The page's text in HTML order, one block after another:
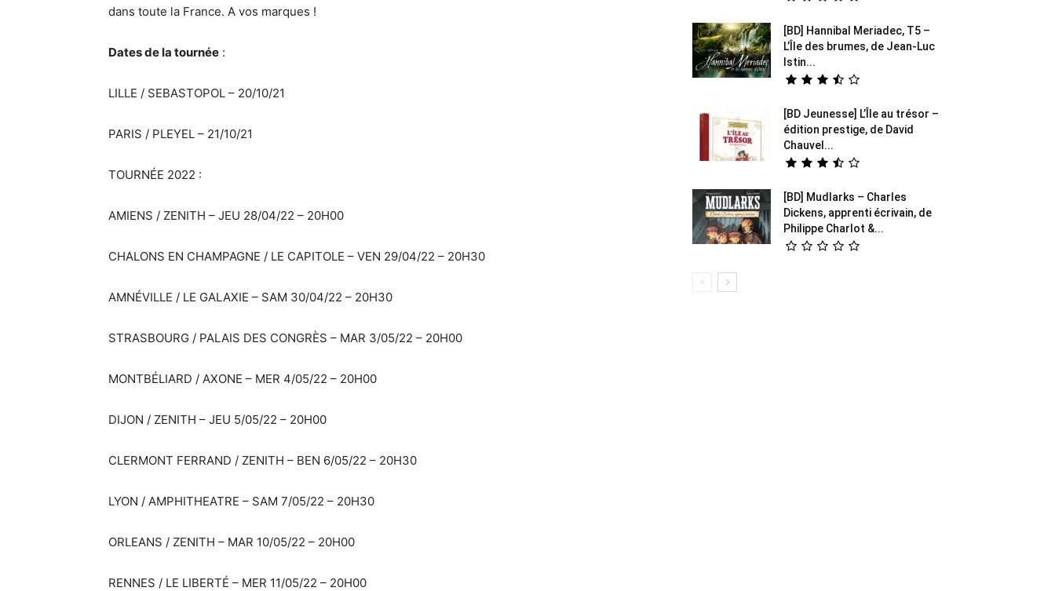
dans toute la France. A vos marques !
Dates de la tournée :
LILLE / SEBASTOPOL – 20/10/21
PARIS / PLEYEL – 21/10/21
TOURNÉE 2022 :
AMIENS / ZENITH – JEU 28/04/22 – 20H00
CHALONS EN CHAMPAGNE / LE CAPITOLE – VEN 29/04/22 – 20H30
AMNÉVILLE / LE GALAXIE – SAM 30/04/22 – 20H30
STRASBOURG / PALAIS DES CONGRÈS – MAR 3/05/22 – 20H00
MONTBÉLIARD / AXONE – MER 4/05/22 – 20H00
DIJON / ZENITH – JEU 5/05/22 – 20H00
CLERMONT FERRAND / ZENITH – BEN 6/05/22 – 20H30
LYON / AMPHITHEATRE – SAM 7/05/22 – 20H30
ORLEANS / ZENITH – MAR 10/05/22 – 20H00
RENNES / LE LIBERTÉ – MER 11/05/22 – 20H00
[BD] Hannibal Meriadec, T5 –
L’Île des brumes, de Jean-Luc
Istin...
[BD Jeunesse] L’Île au trésor –
édition prestige, de David
Chauvel...
[BD] Mudlarks – Charles
Dickens, apprenti écrivain, de
Philippe Charlot &...